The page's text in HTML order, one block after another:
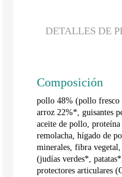
DETALLES DE
Composición
pollo 48% (pollo
arroz 22%*, guisantes
aceite de pollo,
remolacha, hígado de
minerales, fibra
(judías verdes*,
protectores articulares